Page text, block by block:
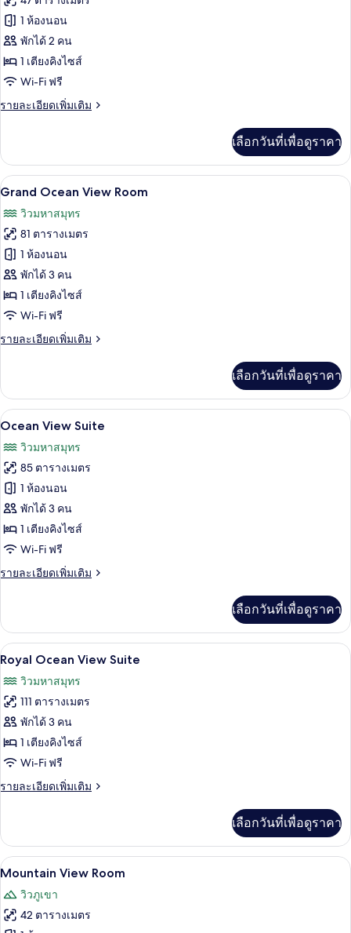
ห้อง
พัก
ของ
ห้อง
ดี
ลัก
ซ์,
ทะเล
1 ห้องนอน
พักได้ 2 คน
1 เตียงคิงไซส์
Wi-Fi ฟรี
รายละเอียดเพิ่มเติม
ราย
เกี่ยว
กับ
ห้อง
ลัก
ซ์,
วิว
ทะเล
เลือกวันที่เพื่อดูราคา
เปิด
ภาพถ่าย
ทั้งหมด
ของ
Grand
Ocean
View
Grand Ocean View Room | เครื่อง
7
Grand Ocean View Room
วิวมหาสมุทร
81 ตารางเมตร
1 ห้องนอน
พักได้ 3 คน
1 เตียงคิงไซส์
Wi-Fi ฟรี
รายละเอียดเพิ่มเติม
ราย
เกี่ยว
กับ
Grand
View
Room
เลือกวันที่เพื่อดูราคา
เปิด
ภาพถ่าย
ทั้งหมด
ของ
Ocean
View
Suite
Ocean View Suite | เค
7
Ocean View Suite
วิวมหาสมุทร
85 ตารางเมตร
1 ห้องนอน
พักได้ 3 คน
1 เตียงคิงไซส์
Wi-Fi ฟรี
รายละเอียดเพิ่มเติม
ราย
เกี่ยว
กับ
Ocean
View
Suite
เลือกวันที่เพื่อดูราคา
เปิด
ภาพถ่าย
ทั้งหมด
ของ
Royal
Ocean
Suite
Royal Ocean View Suite | เครื่องน
7
Royal Ocean View Suite
วิวมหาสมุทร
111 ตารางเมตร
พักได้ 3 คน
1 เตียงคิงไซส์
Wi-Fi ฟรี
รายละเอียดเพิ่มเติม
ราย
เกี่ยว
กับ
Royal
View
Suite
เลือกวันที่เพื่อดูราคา
เปิด
ภาพถ่าย
ทั้งหมด
Mountain View Room | เครื่องนอน
5
Mountain View Room
วิวภูเขา
42 ตารางเมตร